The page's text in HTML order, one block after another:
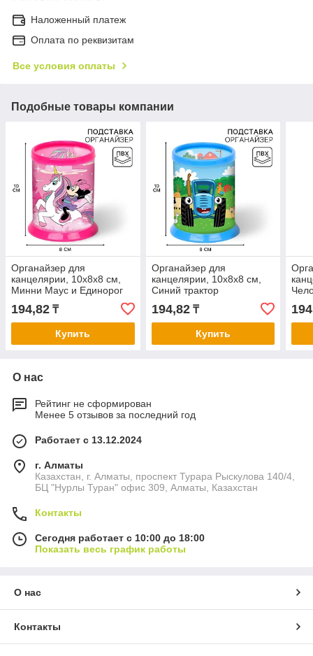
Наложенный платеж
Оплата по реквизитам
Все условия оплаты
Подобные товары компании
Органайзер для
канцелярии, 10х8х8 см,
Минни Маус и Единорог
194,82 ₸
Купить
Органайзер для
канцелярии, 10х8х8 см,
Синий трактор
194,82₸
Купить
О нас
Рейтинг не сформирован
Менее 5 отзывов за последний год
Работает с 13.12.2024
г. Алматы
Казахстан, г. Алматы, проспект Турара Рыскулова 140/4,
БЦ "Нурлы Туран" офис 309, Алматы, Казахстан
Контакты
Сегодня работает с 10:00 до 18:00
Показать весь график работы
О нас
Контакты